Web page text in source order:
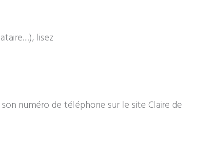
lisez
numéro de téléphone sur le site Claire de